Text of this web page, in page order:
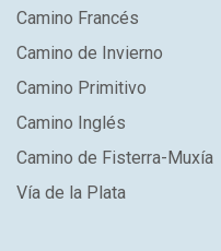
Camino Francés
Camino de Invierno
Camino Primitivo
Camino Inglés
Camino de Fisterra-Muxía
Vía de la Plata